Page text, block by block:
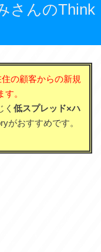
さんのThink
の顧客からの新規
。
く 低スプレッド×ハ
がおすすめです。